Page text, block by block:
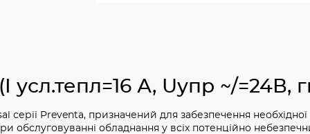
усл.тепл=16 А, Uупр ~/=24В,
серії Preventa, призначений для забезпечення
обслуговуванні обладнання у всіх потенційно